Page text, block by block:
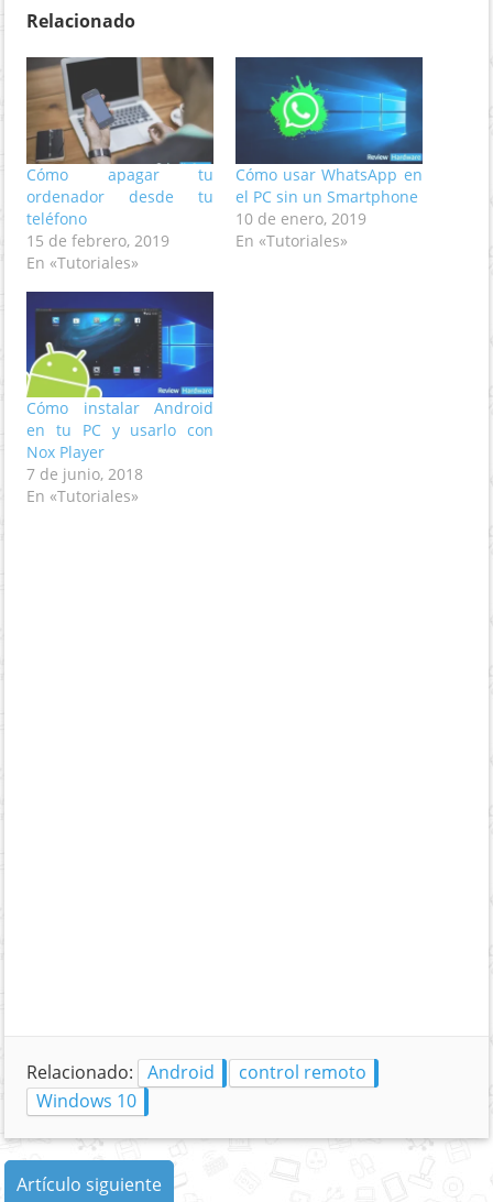
Relacionado
Cómo apagar tu
ordenador desde tu
teléfono
15 de febrero, 2019
En «Tutoriales»
Cómo usar WhatsApp en
el PC sin un Smartphone
10 de enero, 2019
En «Tutoriales»
Cómo instalar Android
en tu PC y usarlo con
Nox Player
7 de junio, 2018
En «Tutoriales»
Relacionado: Android
control remoto
Windows 10
Artículo siguiente